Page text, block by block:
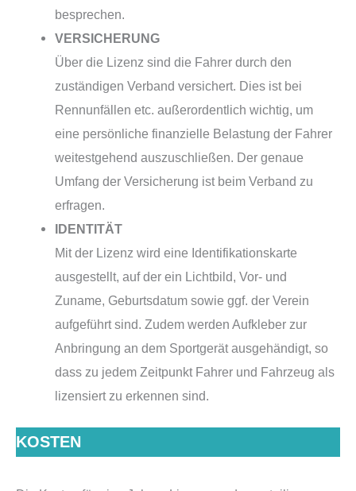
besprechen.
VERSICHERUNG
Über die Lizenz sind die Fahrer durch den
zuständigen Verband versichert. Dies ist bei
Rennunfällen etc. außerordentlich wichtig, um
eine persönliche finanzielle Belastung der Fahrer
weitestgehend auszuschließen. Der genaue
Umfang der Versicherung ist beim Verband zu
erfragen.
IDENTITÄT
Mit der Lizenz wird eine Identifikationskarte
ausgestellt, auf der ein Lichtbild, Vor- und
Zuname, Geburtsdatum sowie ggf. der Verein
aufgeführt sind. Zudem werden Aufkleber zur
Anbringung an dem Sportgerät ausgehändigt, so
dass zu jedem Zeitpunkt Fahrer und Fahrzeug als
lizensiert zu erkennen sind.
KOSTEN